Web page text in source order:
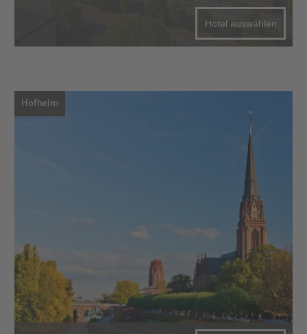
Hotel auswählen
Hofheim